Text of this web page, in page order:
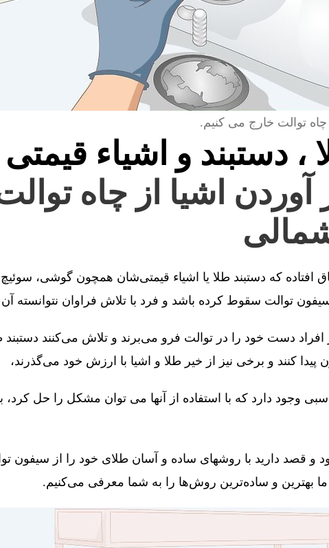
توالت خارج می کنیم.
، دستبند و اشیاء
آوردن اشیا از چاه
افتاده که دستبند طلا یا اشیاء قیمتی‌شان همچون گوشی،
توالت سقوط کرده باشد و فرد با تلاش فراوان نتوانسته آن
دست خود را در توالت فرو می‌برند و تلاش می‌کنند دستبند
کنند و برخی نیز از خیر طلا و اشیا با ارزش خود می‌گذرند،
وجود دارد که با استفاده از آنها می توان مشکل را حل
و قصد دارید با روشهای ساده و آسان طلای خود را از سیفون
ما بهترین و ساده‌ترین روش‌ها را به شما معرفی می‌کنیم.